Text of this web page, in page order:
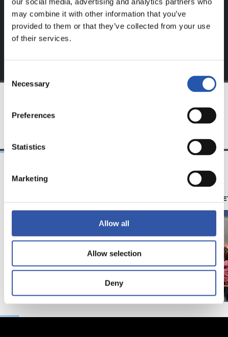
may combine it with other information that you’ve
provided to them or that they’ve collected from your use
of their services.
Selection
Necessary
Preferences
Statistics
Marketing
Allow all
Allow selection
Deny
contenido exclusivo para ti.
28/12/2024
苏维塔（